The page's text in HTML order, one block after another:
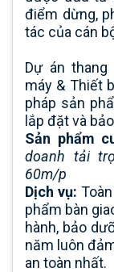
điểm dừng,
tác của cán
Dự án
máy & Thiết
pháp sản
lắp đặt và
Sản phẩm
doanh tải
60m/p
Dịch vụ:
phẩm bàn
hành, bảo
năm luôn
an toàn nhất.